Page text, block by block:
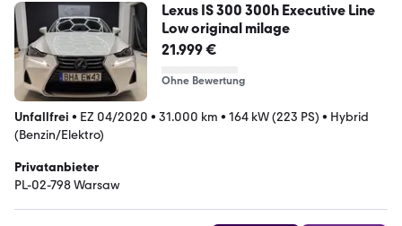
Lexus IS 300 300h Executive Line
Low original milage
21.999 €
Ohne Bewertung
Unfallfrei • EZ 04/2020 • 31.000 km • 164 kW (223 PS) • Hybrid
(Benzin/Elektro)
Privatanbieter
PL-02-798 Warsaw